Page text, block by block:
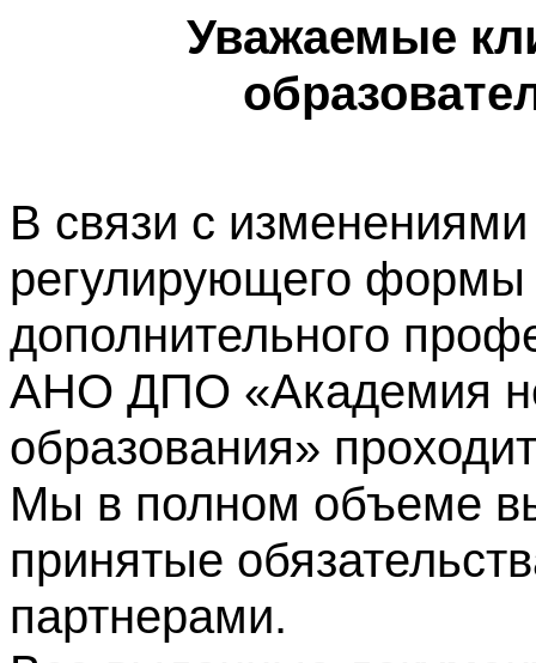
Уважаемые
В связи с изменениями
регулирующего формы
дополнительного
АНО ДПО «Академия
образования»
Мы в полном объеме
принятые
партнерами.